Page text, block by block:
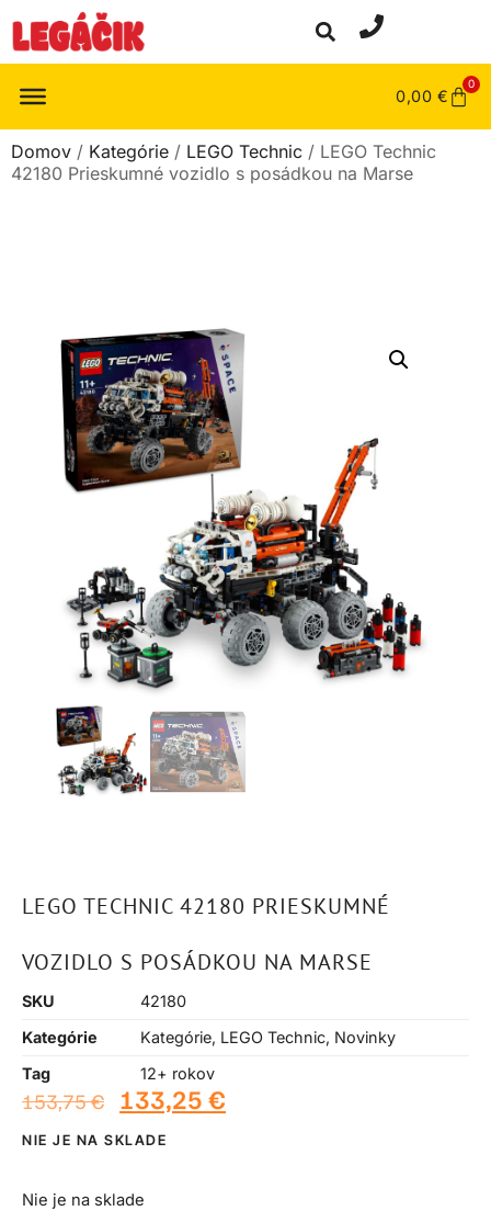
0,00 €
0
Domov / Kategórie / LEGO Technic / LEGO Technic
42180 Prieskumné vozidlo s posádkou na Marse
LEGO TECHNIC 42180 PRIESKUMNÉ
VOZIDLO S POSÁDKOU NA MARSE
SKU
42180
Kategórie
Kategórie, LEGO Technic, Novinky
Tag
12+ rokov
153,75€ 133,25 €
NIE JE NA SKLADE
Nie je na sklade